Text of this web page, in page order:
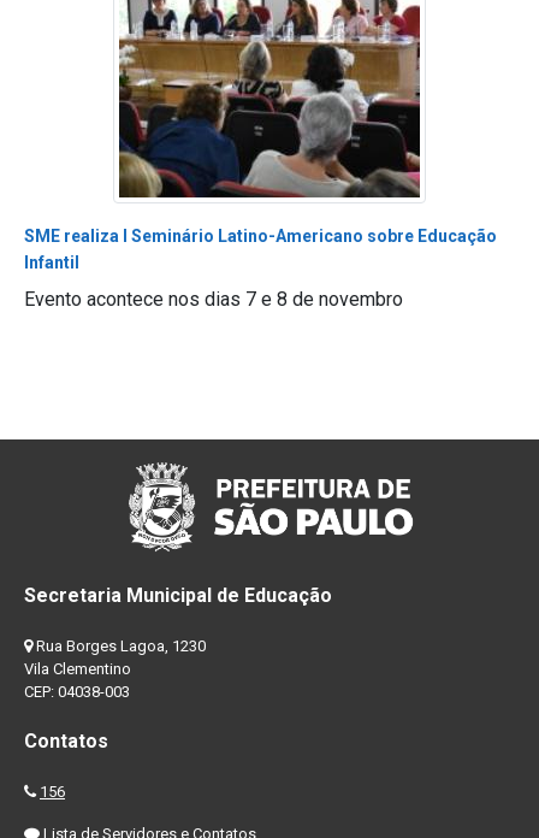
SME realiza I Seminário Latino-Americano sobre Educação
Infantil
Evento acontece nos dias 7 e 8 de novembro
Secretaria Municipal de Educação
Rua Borges Lagoa, 1230
Vila Clementino
CEP: 04038-003
Contatos
156
Lista de Servidores e Contatos